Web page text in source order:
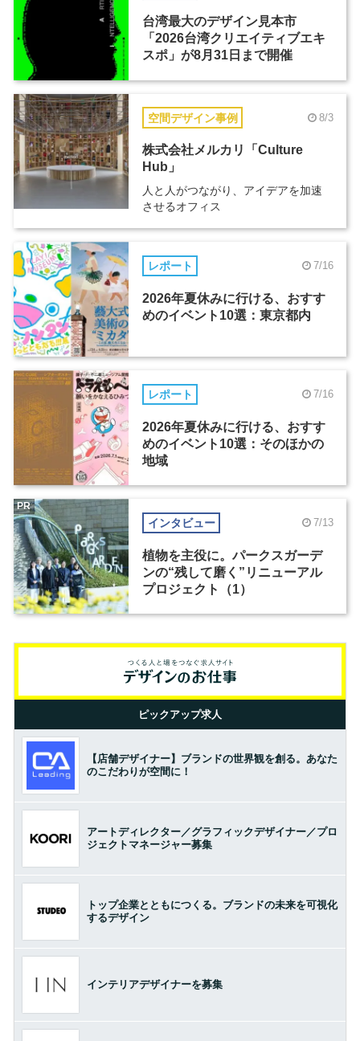
台湾最大のデザイン見本市
「2026台湾クリエイティブエキ
スポ」が8月31日まで開催
空間デザイン事例 8/3
株式会社メルカリ「Culture
Hub」
人と人がつながり、アイデアを加速
させるオフィス
レポート 7/16
2026年夏休みに行ける、おすす
めのイベント10選：東京都内
レポート 7/16
2026年夏休みに行ける、おすす
めのイベント10選：そのほかの
地域
インタビュー 7/13
植物を主役に。パークスガーデ
ンの“残して磨く”リニューアル
プロジェクト（1）
PR
ピックアップ求人
【店舗デザイナー】ブランドの世界観を創る。あなた
のこだわりが空間に！
アートディレクター／グラフィックデザイナー／プロ
ジェクトマネージャー募集
トップ企業とともにつくる。ブランドの未来を可視化
するデザイン
インテリアデザイナーを募集